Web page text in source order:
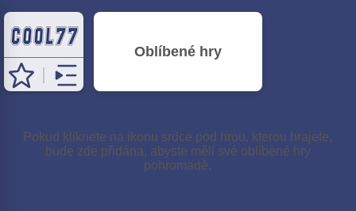
Oblíbené hry
Pokud kliknete na ikonu srdce pod hrou, kterou hrajete,
bude zde přidána, abyste měli své oblíbené hry
pohromadě.